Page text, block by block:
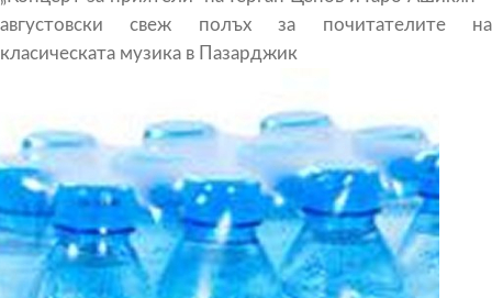
августовски свеж полъх за почитателите на
класическата музика в Пазарджик